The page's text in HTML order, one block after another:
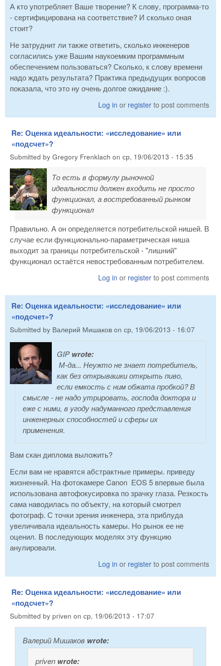
А кто употребляет Ваше творение? К слову, программа-то
- сертифицирована на соответствие? И сколько оная
стоит?
Не затруднит ли также ответить, сколько инженеров
согласились уже Вашим наукоемким программным
обеспечением пользоваться? Сколько, к слову времени
надо ждать результата? Практика предыдущих вопросов
показала, что это ну очень долгое ожидание :).
Log in or register to post comments
Re: Оценка идеальности: «исследование» или
«подсчет»?
Submitted by Gregory Frenklach on ср, 19/06/2013 - 15:35
То есть в формулу рыночной
идеальности должен входить не просто
функционал, а востребованный рынком
функционал
Правильно. А он определяется потребительской нишей. В
случае если функционально-параметрическая ниша
выходит за границы потребительской - "лишний"
функционал остаётся невостребованным потребителем.
Log in or register to post comments
Re: Оценка идеальности: «исследование» или
«подсчет»?
Submitted by Валерий Мишаков on ср, 19/06/2013 - 16:07
GIPwrote:
М-да... Неужто не знает потребитель,
как без открывашки открыть пиво,
если емкость с ним обжата пробкой? В
смысле - не надо утрировать, господа доктора и
еже с ними, в угоду надуманного представления
инженерных способностей и сферы их
применения.
Вам скан диплома выложить?
Если вам не нравятся абстрактные примеры. приведу
жизненный. На фотокамере Canon ЕОS 5 впервые была
использована автофокусировка по зрачку глаза. Резкость
сама наводилась по объекту, на который смотрел
фотограф. С точки зрения инженера, эта приблуда
увеличивала идеальность камеры. Но рынок ее не
оценил. В последующих моделях эту функцию
анулировали.
Log in or register to post comments
Re: Оценка идеальности: «исследование» или
«подсчет»?
Submitted by priven on ср, 19/06/2013 - 17:07
Валерий Мишаков wrote:
priven wrote: